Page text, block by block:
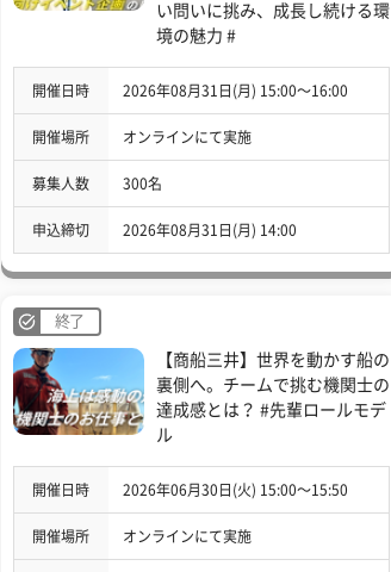
い問いに挑み、成長し続ける環
境の魅力 #
開催日時 2026年08月31日(月) 15:00〜16:00
開催場所 オンラインにて実施
募集人数 300名
申込締切 2026年08月31日(月) 14:00
終了
【商船三井】世界を動かす船の
裏側へ。チームで挑む機関士の
達成感とは？ #先輩ロールモデ
ル
開催日時 2026年06月30日(火) 15:00〜15:50
開催場所 オンラインにて実施